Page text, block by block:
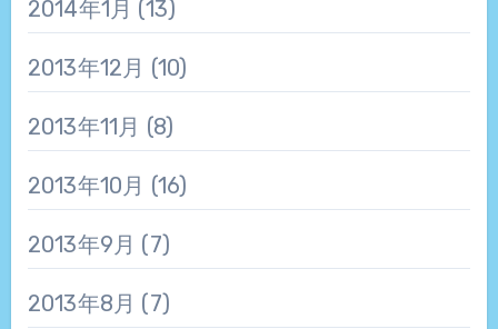
2014年1月 (13)
2013年12月 (10)
2013年11月 (8)
2013年10月 (16)
2013年9月 (7)
2013年8月 (7)